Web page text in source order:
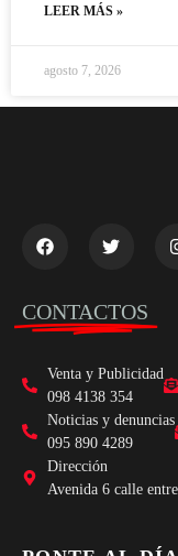
LEER MÁS »
agosto 7, 2026
CONTACTOS
Venta y Publicidad
098 4138 354
Noticias y denuncias
095 890 4289
Dirección
Avenida 6 calle